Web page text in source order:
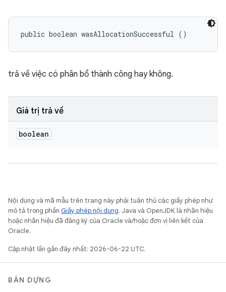
public boolean wasAllocationSuccessful ()
trả về việc có phân bổ thành công hay không.
Giá trị trả về
boolean
Nội dung và mã mẫu trên trang này phải tuân thủ các giấy phép như
mô tả trong phần Giấy phép nội dung. Java và OpenJDK là nhãn hiệu
hoặc nhãn hiệu đã đăng ký của Oracle và/hoặc đơn vị liên kết của
Oracle.
Cập nhật lần gần đây nhất: 2026-06-22 UTC.
BẢN DỰNG